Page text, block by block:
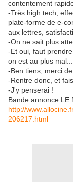
contentement
-Très high tech,
plate-forme de e-
aux lettres,
-On ne sait plus
-Et oui, faut
on est au plus mal...
-Ben tiens, merci
-Rentre donc, et
-J'y penserai !
Bande annonce LE
http://
206217.html